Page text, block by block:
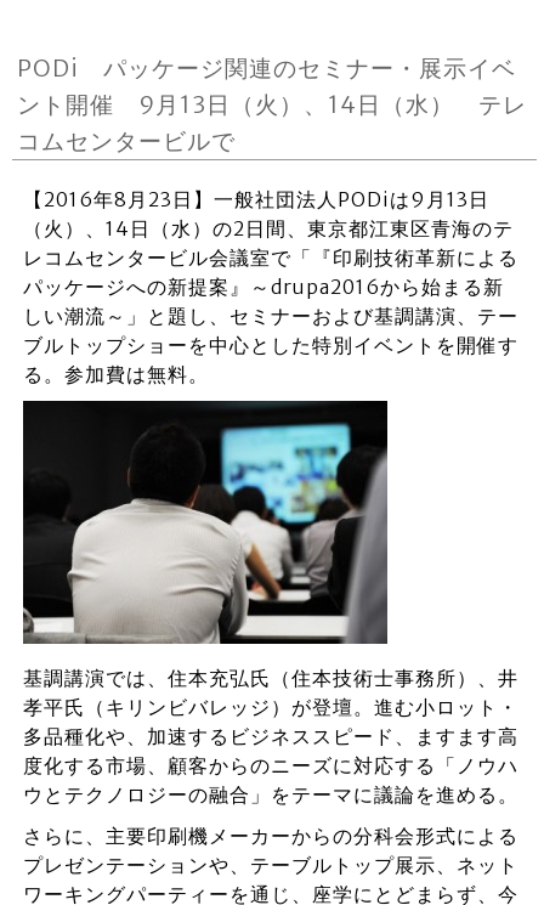
PODi パッケージ関連のセミナー・展示イベ
ント開催 9月13日（火）、14日（水） テレ
コムセンタービルで
【2016年8月23日】一般社団法人PODiは9月13日
（火）、14日（水）の2日間、東京都江東区青海のテ
レコムセンタービル会議室で「『印刷技術革新による
パッケージへの新提案』～drupa2016から始まる新
しい潮流～」と題し、セミナーおよび基調講演、テー
ブルトップショーを中心とした特別イベントを開催す
る。参加費は無料。
基調講演では、住本充弘氏（住本技術士事務所）、井
孝平氏（キリンビバレッジ）が登壇。進む小ロット・
多品種化や、加速するビジネススピード、ますます高
度化する市場、顧客からのニーズに対応する「ノウハ
ウとテクノロジーの融合」をテーマに議論を進める。
さらに、主要印刷機メーカーからの分科会形式による
プレゼンテーションや、テーブルトップ展示、ネット
ワーキングパーティーを通じ、座学にとどまらず、今